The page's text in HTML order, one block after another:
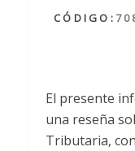
CÓDIGO:
El presente
una reseña
Tributaria,